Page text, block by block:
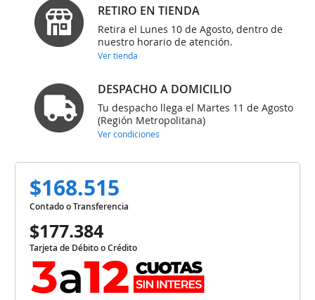
RETIRO EN TIENDA
Retira el Lunes 10 de Agosto, dentro de
nuestro horario de atención.
Ver tienda
DESPACHO A DOMICILIO
Tu despacho llega el Martes 11 de Agosto
(Región Metropolitana)
Ver condiciones
$168.515
Contado o Transferencia
$177.384
Tarjeta de Débito o Crédito